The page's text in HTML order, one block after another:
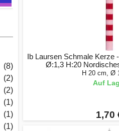
(8)
(2)
(2)
(1)
(1)
(1)
Ib Laursen Schmale Kerze
Ø:1,3 H:20
H 20 cm, Ø
Auf
1,70